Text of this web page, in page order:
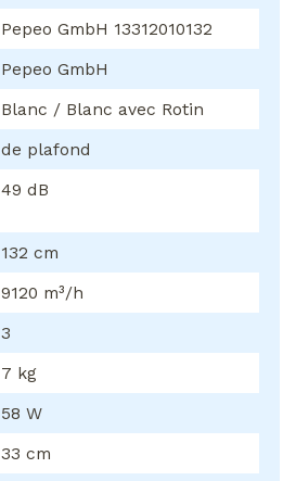
Pepeo GmbH 13312010132
Pepeo GmbH
Blanc / Blanc avec Rotin
de plafond
49 dB
132 cm
9120 m³/h
3
7 kg
58 W
33 cm